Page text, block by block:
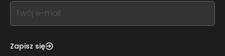
If
you
this,
Zapisz się